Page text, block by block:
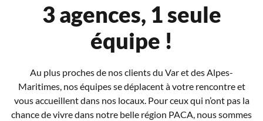
3 agences, 1 seule
équipe !
Au plus proches de nos clients du Var et des Alpes-
Maritimes, nos équipes se déplacent à votre rencontre et
vous accueillent dans nos locaux. Pour ceux qui n’ont pas la
chance de vivre dans notre belle région PACA, nous sommes